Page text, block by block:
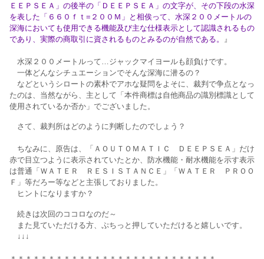
ＥＥＰＳＥＡ」の後半の「ＤＥＥＰＳＥＡ」の文字が、その下段の水深
を表した「６６０ｆｔ=２００Ｍ」と相俟って、水深２００メートルの
深海においても使用できる機能及び主な仕様表示として認識されるもの
であり、実際の商取引に資されるものとみるのが自然である。
』
水深２００メートルって…ジャックマイヨールも顔負けです。
一体どんなシチュエーションでそんな深海に潜るの？
などというシロートの素朴でアホな疑問をよそに、裁判で争点となっ
たのは、当然ながら、主として「本件商標は自他商品の識別標識として
使用されているか否か」でございました。
さて、裁判所はどのように判断したのでしょう？
ちなみに、原告は、「ＡＯＵＴＯＭＡＴＩＣ ＤＥＥＰＳＥＡ」だけ
赤で目立つように表示されていたとか、防水機能・耐水機能を示す表示
は普通「ＷＡＴＥＲ ＲＥＳＩＳＴＡＮＣＥ」「ＷＡＴＥＲ ＰＲＯＯ
Ｆ」等だろー等などと主張しておりました。
ヒントになりますか？
続きは次回のココロなのだ～
また見ていただける方、ぷちっと押していただけると嬉しいです。
↓↓↓